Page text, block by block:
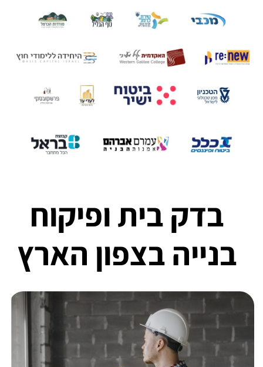
בדק בית ופיקוח
בנייה בצפון הארץ